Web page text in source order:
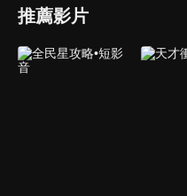
推薦影片